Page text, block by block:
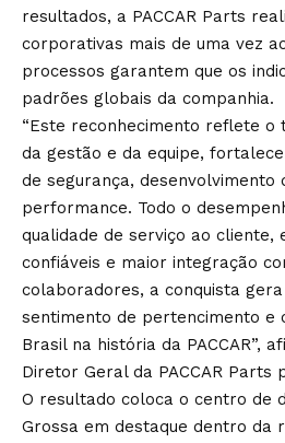
resultados, a PACCAR Parts
corporativas mais de uma vez
processos garantem que os
padrões globais da companhia.
“Este reconhecimento reflete o
da gestão e da equipe,
de segurança, desenvolvimento
performance. Todo o
qualidade de serviço ao cliente,
confiáveis e maior integração
colaboradores, a conquista
sentimento de pertencimento e
Brasil na história da PACCAR”,
Diretor Geral da PACCAR Parts
O resultado coloca o centro de
Grossa em destaque dentro da